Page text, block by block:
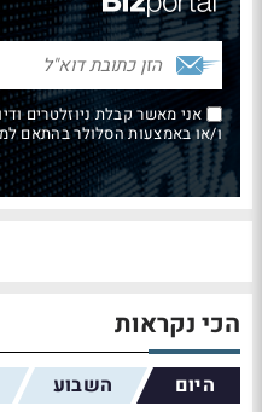
אני מאשר קבלת ניוזלטרים
ו/או באמצעות הסלולר בהתאם למפורט
הכי נקראות
היום השבוע